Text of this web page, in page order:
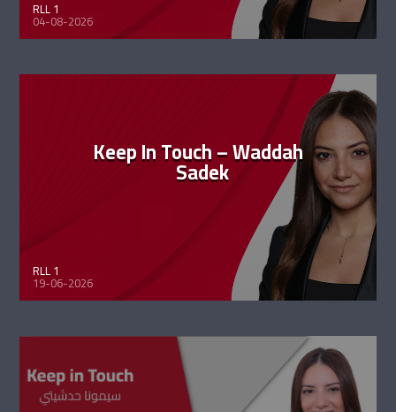
RLL 1
04-08-2026
Keep In Touch – Waddah
Sadek
RLL 1
19-06-2026